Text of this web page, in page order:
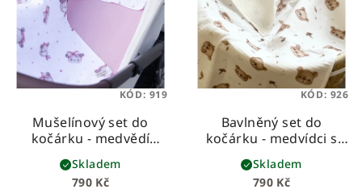
Mušelínový set do
kočárku - medvědí
holčičky
790 Kč
Skladem
KÓD: 919
Bavlněný set do
kočárku - medvídci s
bílou vaflí
790 Kč
Skladem
KÓD: 926